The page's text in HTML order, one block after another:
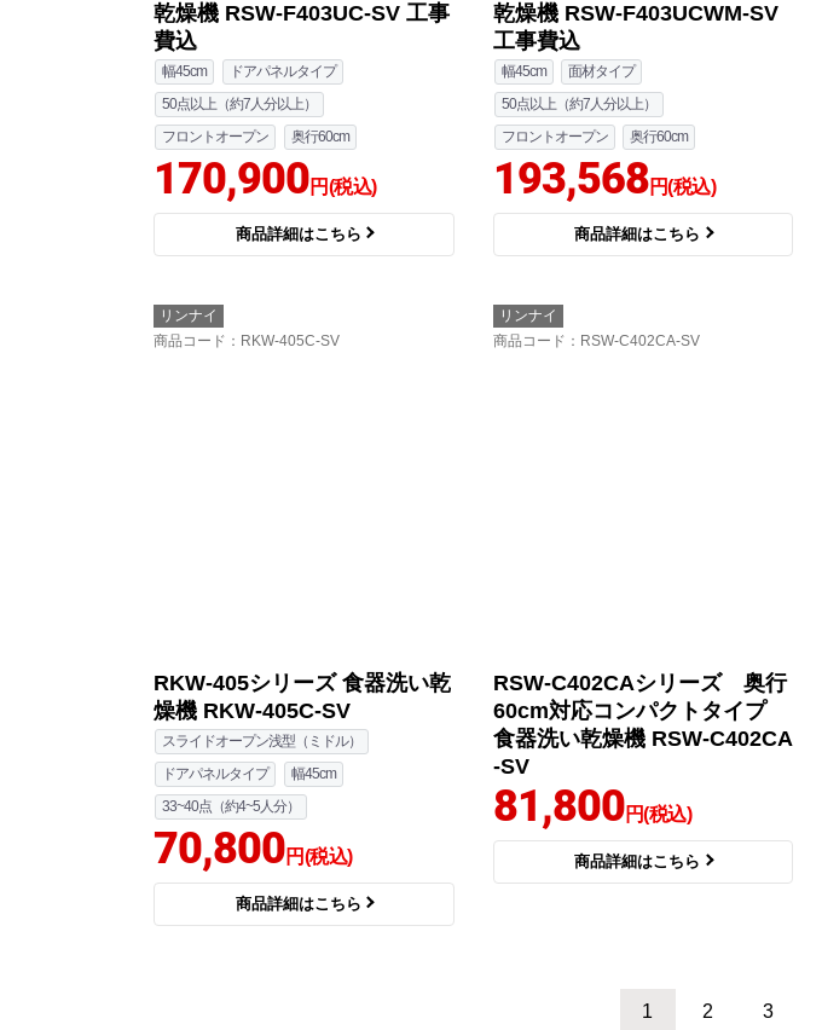
乾燥機 RSW-F403UC-SV 工事
費込
幅45cm
ドアパネルタイプ
50点以上（約7人分以上）
フロントオープン
奥行60cm
170,900円(税込)
商品詳細はこちら
乾燥機 RSW-F403UCWM-SV
工事費込
幅45cm
面材タイプ
50点以上（約7人分以上）
フロントオープン
奥行60cm
193,568円(税込)
商品詳細はこちら
リンナイ
商品コード ：RKW-405C-SV
RKW-405シリーズ 食器洗い乾
燥機 RKW-405C-SV
スライドオープン浅型（ミドル）
ドアパネルタイプ
幅45cm
33~40点（約4~5人分）
70,800円(税込)
商品詳細はこちら
リンナイ
商品コード ：RSW-C402CA-SV
RSW-C402CAシリーズ 奥行
60cm対応コンパクトタイプ
食器洗い乾燥機 RSW-C402CA
-SV
81,800円(税込)
商品詳細はこちら
1 2 3